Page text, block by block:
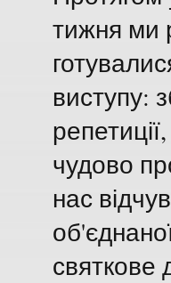
тижня ми
виступу:
чудово
нас
святкове